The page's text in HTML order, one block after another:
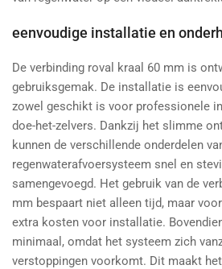
eenvoudige installatie en
De verbinding roval kraal 60 mm is
gebruiksgemak. De installatie is
zowel geschikt is voor professionele
doe-het-zelvers. Dankzij het slimme
kunnen de verschillende onderdelen
regenwaterafvoersysteem snel en
samengevoegd. Het gebruik van de
mm bespaart niet alleen tijd, maar
extra kosten voor installatie.
minimaal, omdat het systeem zich
verstoppingen voorkomt. Dit maakt